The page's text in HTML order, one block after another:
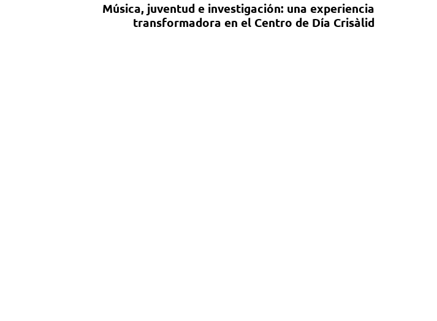
Música, juventud e investigación: una experiencia
transformadora en el Centro de Día Crisàlid